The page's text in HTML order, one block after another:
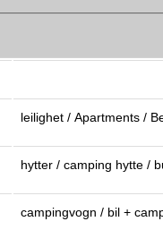
leilighet / Apartments /
hytter / camping hytte /
campingvogn / bil +